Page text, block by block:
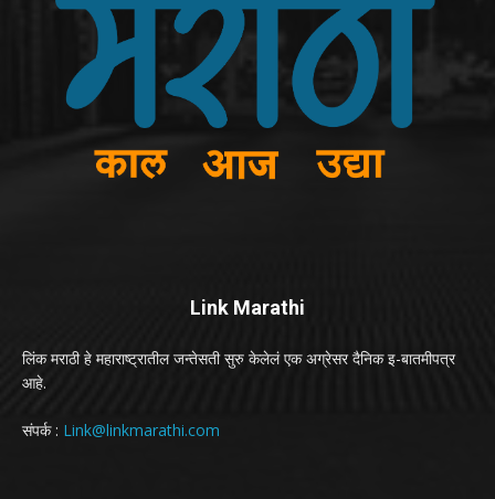
Link Marathi
लिंक मराठी हे महाराष्ट्रातील जन्तेसती सुरु केलेलं एक अग्रेसर दैनिक इ-बातमीपत्र
आहे.
संपर्क : Link@linkmarathi.com